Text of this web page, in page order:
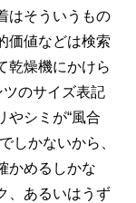
はそういうもの
価値などは検索
乾燥機にかけら
のサイズ表記
やシミが“風合
しかないから、
かめるしかな
、あるいはうず